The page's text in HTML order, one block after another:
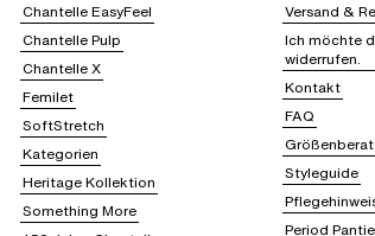
Chantelle EasyFeel
Chantelle Pulp
Chantelle X
Femilet
SoftStretch
Kategorien
Heritage Kollektion
Something More
Versand &
Ich möchte
widerrufen.
Kontakt
FAQ
Styleguide
Period